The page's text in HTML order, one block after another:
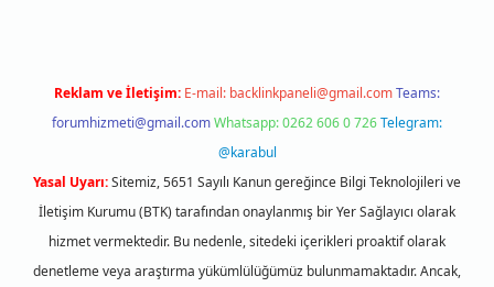
Reklam ve İletişim: E-mail: backlinkpaneli@gmail.comTeams:
forumhizmeti@gmail.comWhatsapp: 0262 606 0 726Telegram:
@karabul
Yasal Uyarı:Sitemiz, 5651 Sayılı Kanun gereğince Bilgi Teknolojileri ve
İletişim Kurumu (BTK) tarafından onaylanmış bir Yer Sağlayıcı olarak
hizmet vermektedir. Bu nedenle, sitedeki içerikleri proaktif olarak
denetleme veya araştırma yükümlülüğümüz bulunmamaktadır. Ancak,